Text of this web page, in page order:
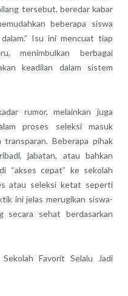
tersebut, beredar kabar
beberapa siswa
Isu ini mencuat tiap
menimbulkan berbagai
keadilan dalam sistem
rumor, melainkan juga
proses seleksi masuk
Beberapa pihak
jabatan, atau bahkan
“akses cepat” ke sekolah
atau seleksi ketat seperti
ini jelas merugikan siswa-
secara sehat berdasarkan
Favorit Selalu Jadi